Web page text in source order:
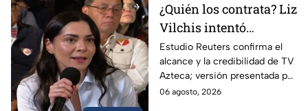
¿Quién los contrata? Liz
Vilchis intentó
desvirtuar estudio de
Reuters sobre la
credibilidad de TV
Azteca
Estudio Reuters confirma el
alcance y la credibilidad de TV
Azteca; versión presentada por
Liz Vilchis fue cuestionada al
06 agosto, 2026